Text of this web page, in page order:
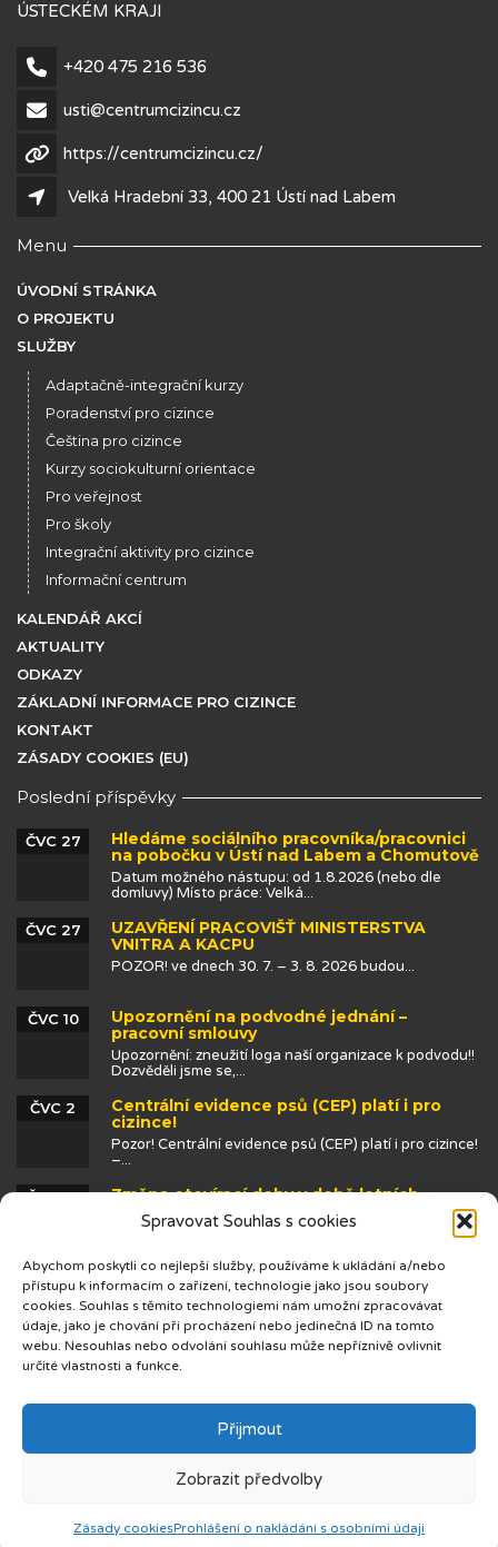
Spravovat Souhlas s cookies
Abychom poskytli co nejlepší služby, používáme k ukládání a/nebo
přístupu k informacím o zařízení, technologie jako jsou soubory
cookies. Souhlas s těmito technologiemi nám umožní zpracovávat
údaje, jako je chování při procházení nebo jedinečná ID na tomto
webu. Nesouhlas nebo odvolání souhlasu může nepříznivě ovlivnit
určité vlastnosti a funkce.
Přijmout
Zobrazit předvolby
Zásady cookiesProhlášení o nakládání s osobními údaji
ÚSTECKÉM KRAJI
+420 475 216 536
usti@centrumcizincu.cz
https://centrumcizincu.cz/
Velká Hradební 33, 400 21 Ústí nad Labem
Menu
ÚVODNÍ STRÁNKA
O PROJEKTU
SLUŽBY
Adaptačně-integrační kurzy
Poradenství pro cizince
Čeština pro cizince
Kurzy sociokulturní orientace
Pro veřejnost
Pro školy
Integrační aktivity pro cizince
Informační centrum
KALENDÁŘ AKCÍ
AKTUALITY
ODKAZY
ZÁKLADNÍ INFORMACE PRO CIZINCE
KONTAKT
ZÁSADY COOKIES (EU)
Poslední příspěvky
Hledáme sociálního pracovníka/pracovnici
na pobočku v Ústí nad Labem a Chomutově
ČVC 27
Datum možného nástupu: od 1.8.2026 (nebo dle
domluvy) Místo práce: Velká...
UZAVŘENÍ PRACOVIŠŤ MINISTERSTVA
VNITRA A KACPU
ČVC 27
POZOR! ve dnech 30. 7. – 3. 8. 2026 budou...
Upozornění na podvodné jednání –
pracovní smlouvy
ČVC 10
Upozornění: zneužití loga naší organizace k podvodu!!
Dozvěděli jsme se,...
Centrální evidence psů (CEP) platí i pro
cizince!
ČVC 2
Pozor! Centrální evidence psů (CEP) platí i pro cizince!
–...
Změna otevírací doby v době letních
prázdnin
ČVN 25